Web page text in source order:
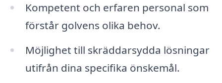
Kompetent och erfaren personal som
förstår golvens olika behov.
Möjlighet till skräddarsydda lösningar
utifrån dina specifika önskemål.